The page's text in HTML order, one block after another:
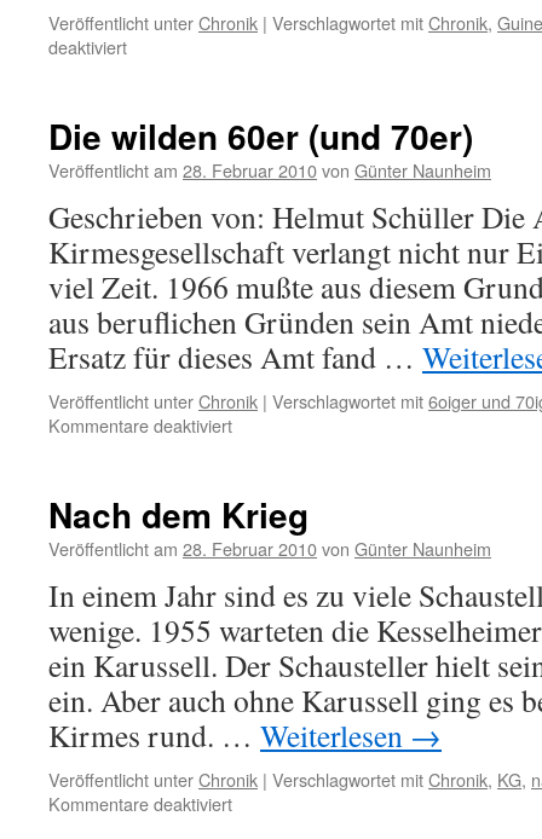
Veröffentlicht unterChronik | Verschlagwortet mitChronik,
deaktiviertfür
Die wilden 60er (und 70er)
Veröffentlicht am 28. Februar 2010von Günter Naunheim
Geschrieben von: Helmut Schüller Die
Kirmesgesellschaft verlangt nicht nur
viel Zeit. 1966 mußte aus diesem
aus beruflichen Gründen sein Amt
Ersatz für dieses Amt fand …
Veröffentlicht unterChronik | Verschlagwortet mit6oiger und
Kommentare deaktiviertfür
(und
70er)
Nach dem Krieg
Veröffentlicht am 28. Februar 2010von Günter Naunheim
In einem Jahr sind es zu viele
wenige. 1955 warteten die
ein Karussell. Der Schausteller hielt
ein. Aber auch ohne Karussell ging es
Kirmes rund. … Weiterlesen →
Veröffentlicht unterChronik | Verschlagwortet mitChronik, KG,
Kommentare deaktiviertfür